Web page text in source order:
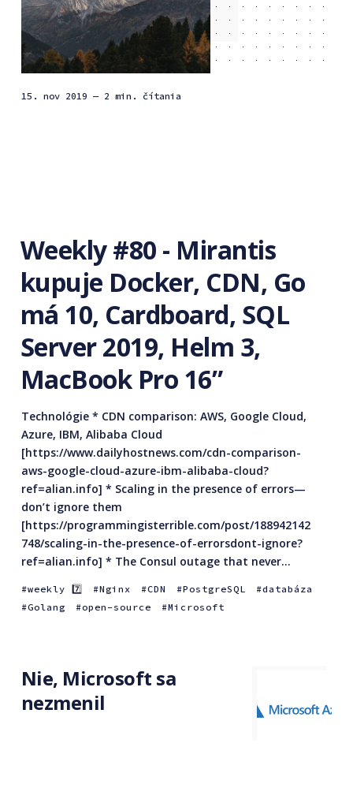
15. nov 2019 — 2 min. čítania
Weekly #80 - Mirantis
kupuje Docker, CDN, Go
má 10, Cardboard, SQL
Server 2019, Helm 3,
MacBook Pro 16”
Technológie * CDN comparison: AWS, Google Cloud,
Azure, IBM, Alibaba Cloud
[https://www.dailyhostnews.com/cdn-comparison-
aws-google-cloud-azure-ibm-alibaba-cloud?
ref=alian.info] * Scaling in the presence of errors—
don’t ignore them
[https://programmingisterrible.com/post/188942142
748/scaling-in-the-presence-of-errorsdont-ignore?
ref=alian.info] * The Consul outage that never...
weekly 7️⃣ Nginx CDN PostgreSQL
databáza
Golang
open-source Microsoft
Nie, Microsoft sa
nezmenil